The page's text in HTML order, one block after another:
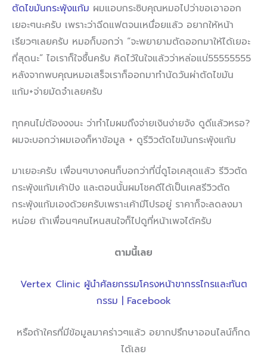
ตัดไขมันกระพุ้งแก้ม ผมแอบกระซิบคุณหมอไปว่าขอเอาออก
เยอะๆนะครับ เพราะว่าฉีดแฟตจนเหนื่อยแล้ว อยากให้หน้า
เรียวๆเลยครับ หมอก็บอกว่า “จะพยายามตัดออกมาให้ได้เยอะ
ที่สุดนะ” ไอเราก็ใจชื้นครับ คิดไว้ในใจแล้วว่าหล่อแน่55555555
หลังจากพบคุณหมอเสร็จเราก็ออกมาทำนัดวันผ่าตัดไขมัน
แก้ม+จ่ายมัดจำเลยครับ
ทุกคนไม่ต้องงงนะ ว่าทำไมผมถึงจ่ายเงินง่ายจัง ดูดีแล้วหรอ?
ผมจะบอกว่าผมเองก็หาข้อมูล + ดูรีวิวตัดไขมันกระพุ้งแก้ม
มาเยอะครับ เพื่อนๆบางคนก็บอกว่าที่นี่ดูโอเคสุดแล้ว รีวิวตัด
กระพุ้งแก้มเค้าปัง และตอนนั้นผมโชคดีได้เป็นเคสรีวิวตัด
กระพุ้งแก้มเองด้วยครับเพราะเค้ามีโปรอยู่ ราคาก็จะลดลงมา
หน่อย ถ้าเพื่อนๆคนไหนสนใจก็ไปดูที่หน้าเพจได้ครับ
ตามนี้เลย
Vertex Clinic ผู้นำศัลยกรรมโครงหน้าขากรรไกรและทันต
กรรม | Facebook
หรือถ้าใครที่มีข้อมูลมาคร่าวๆแล้ว อยากปรึกษาออนไลน์ก็กด
ได้เลย